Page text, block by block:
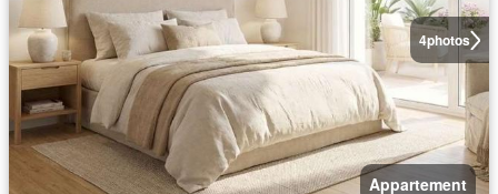
4photos
Appartement